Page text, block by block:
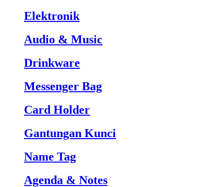
Elektronik
Audio & Music
Drinkware
Messenger Bag
Card Holder
Gantungan Kunci
Name Tag
Agenda & Notes